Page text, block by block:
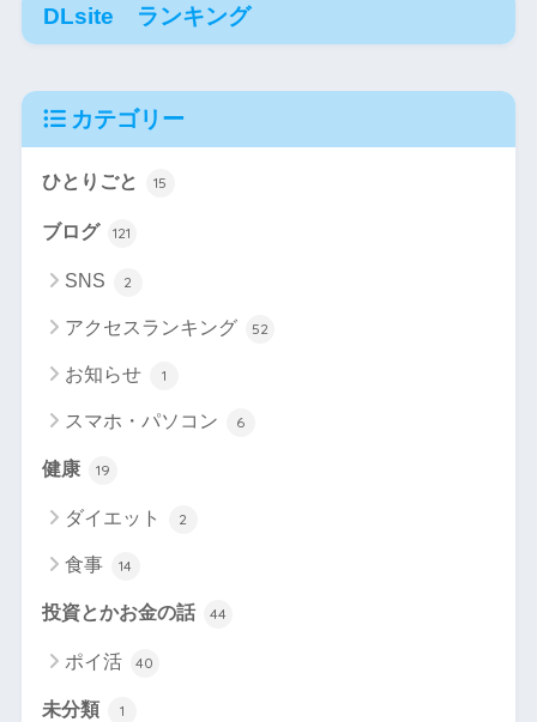
DLsite ランキング
カテゴリー
ひとりごと 15
ブログ 121
SNS 2
アクセスランキング 52
お知らせ 1
スマホ・パソコン 6
健康 19
ダイエット 2
食事 14
投資とかお金の話 44
ポイ活 40
未分類 1